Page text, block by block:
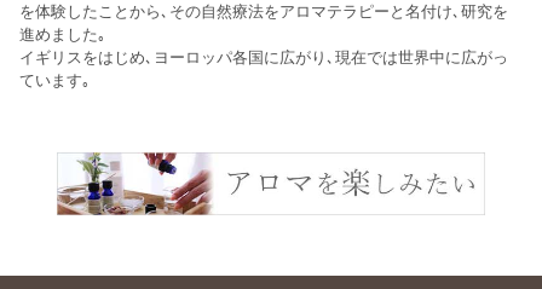
を体験したことから､その自然療法をアロマテラピーと名付け､研究を
進めました｡
イギリスをはじめ､ヨーロッパ各国に広がり､現在では世界中に広がっ
ています｡